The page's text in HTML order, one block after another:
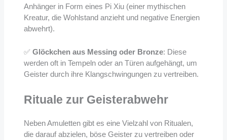
Anhänger in Form eines Pi Xiu (einer mythischen
Kreatur, die Wohlstand anzieht und negative Energien
abwehrt).
✅ Glöckchen aus Messing oder Bronze: Diese
werden oft in Tempeln oder an Türen aufgehängt, um
Geister durch ihre Klangschwingungen zu vertreiben.
Rituale zur Geisterabwehr
Neben Amuletten gibt es eine Vielzahl von Ritualen,
die darauf abzielen, böse Geister zu vertreiben oder